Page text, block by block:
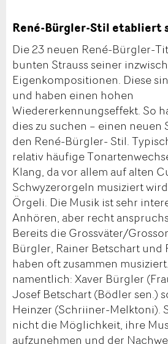
René-Bürgler-Stil etabliert
Die 23 neuen René-Bürgler-
bunten Strauss seiner
Eigenkompositionen. Diese
und haben einen hohen
Wiedererkennungseffekt. So
dies zu suchen – einen neuen
den René-Bürgler- Stil.
relativ häufige
Klang, da vor allem auf alten
Schwyzerorgeln musiziert
Örgeli. Die Musik ist sehr
Anhören, aber recht
Bereits die Grossväter/
Bürgler, Rainer Betschart und
haben oft zusammen
namentlich: Xaver Bürgler
Josef Betschart (Bödler sen.)
Heinzer (Schriiner-Melktoni).
nicht die Möglichkeit, ihre
aufzunehmen und der